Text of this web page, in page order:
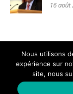
16 août
Copyright © PM
Nous utilisons
expérience sur
site, nous